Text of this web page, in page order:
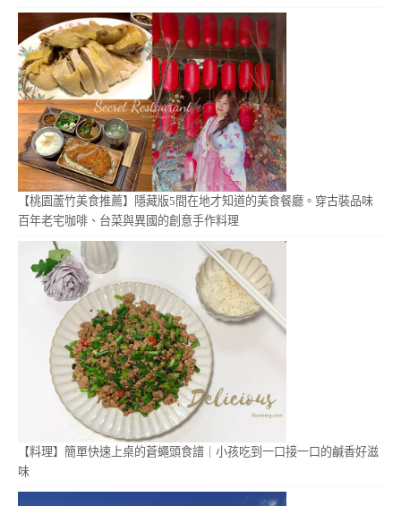
【桃園蘆竹美食推薦】隱藏版5間在地才知道的美食餐廳。穿古裝品味
百年老宅咖啡、台菜與異國的創意手作料理
【料理】簡單快速上桌的蒼蠅頭食譜｜小孩吃到一口接一口的鹹香好滋
味